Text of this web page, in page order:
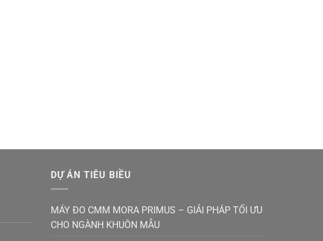
DỰ ÁN TIÊU BIỀU
MÁY ĐO CMM MORA PRIMUS – GIẢI PHÁP TỐI ƯU
CHO NGÀNH KHUÔN MẪU